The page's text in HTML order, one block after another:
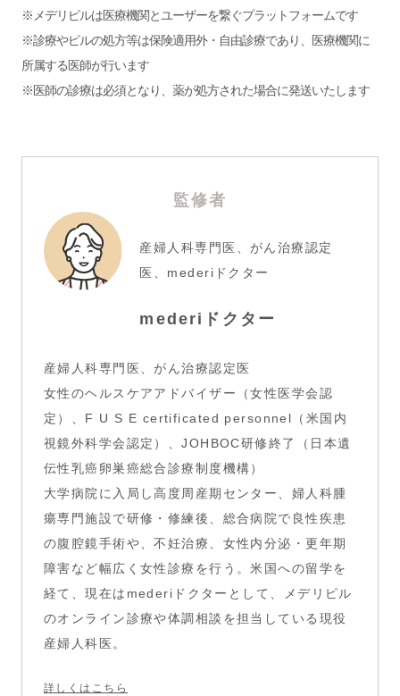
※メデリピルは医療機関とユーザーを繋ぐプラットフォームです
※診療やピルの処方等は保険適用外・自由診療であり、医療機関に
所属する医師が行います
※医師の診療は必須となり、薬が処方された場合に発送いたします
監修者
産婦人科専門医、がん治療認定
医、mederiドクター
mederiドクター
産婦人科専門医、がん治療認定医
女性のヘルスケアアドバイザー（女性医学会認
定）、F U S E certificated personnel（米国内
視鏡外科学会認定）、JOHBOC研修終了（日本遺
伝性乳癌卵巣癌総合診療制度機構）
大学病院に入局し高度周産期センター、婦人科腫
瘍専門施設で研修・修練後、総合病院で良性疾患
の腹腔鏡手術や、不妊治療、女性内分泌・更年期
障害など幅広く女性診療を行う。米国への留学を
経て、現在はmederiドクターとして、メデリピル
のオンライン診療や体調相談を担当している現役
産婦人科医。
詳しくはこちら